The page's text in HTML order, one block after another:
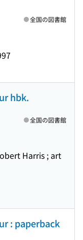
全国の図書館
hbk.
Harris ; art
全国の図書館
: paperback